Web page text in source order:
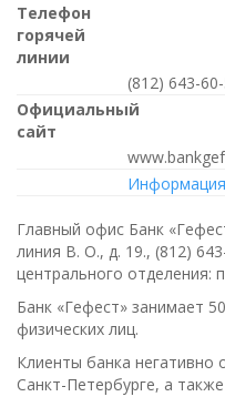
Телефон
горячей
линии
(812) 643-
Официальный
сайт
Главный офис Банк
линия В. О., д. 19., (812)
центрального отделения:
Банк «Гефест» занимает
физических лиц.
Клиенты банка негативно
Санкт-Петербурге, а